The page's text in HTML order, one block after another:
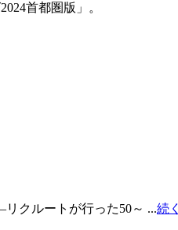
首都圏版」。
クルートが行った50～ ...続く